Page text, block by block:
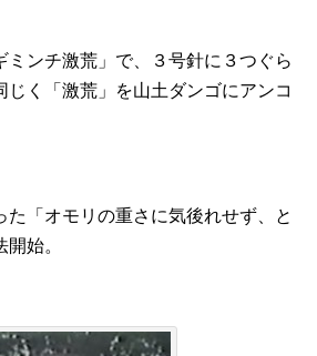
ミンチ激荒」で、３号針に３つぐら
じく「激荒」を山土ダンゴにアンコ
た「オモリの重さに気後れせず、と
始。